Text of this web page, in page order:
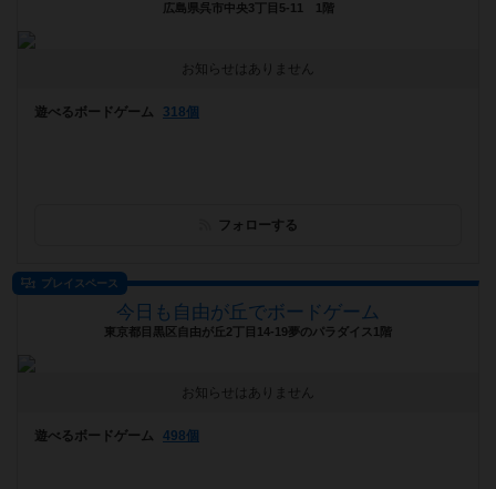
広島県呉市中央3丁目5-11 1階
お知らせはありません
遊べるボードゲーム 318個
フォローする
プレイスペース
今日も自由が丘でボードゲーム
東京都目黒区自由が丘2丁目14-19夢のパラダイス1階
お知らせはありません
遊べるボードゲーム 498個